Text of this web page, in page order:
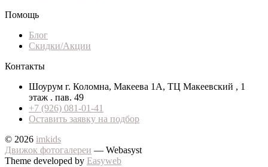
Помощь
Блог
Скидки/Акции
Контакты
Шоурум г. Коломна, Макеева 1А, ТЦ Макеевский , 1
этаж . пав. 49
+7 (926) 081-01-41
Оставить заявку на подбор
© 2026 imkids
Движок фотогалереи — Webasyst
Theme developed by Easyweb